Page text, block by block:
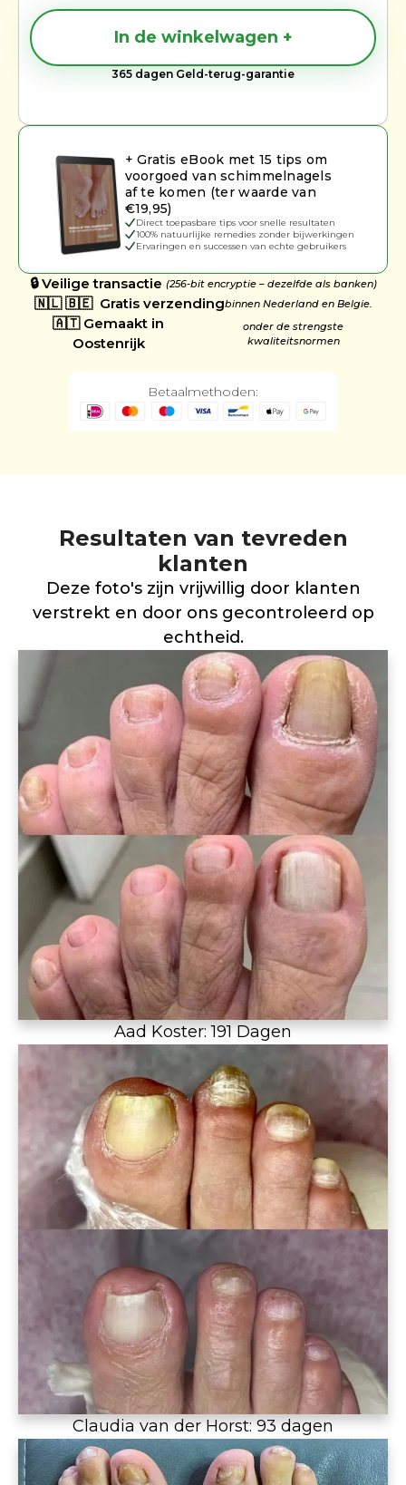
In de winkelwagen +
365 dagen Geld-terug-garantie
+ Gratis eBook met 15 tips om
voorgoed van schimmelnagels
af te komen (ter waarde van
€19,95)
Direct toepasbare tips voor snelle resultaten
100% natuurlijke remedies zonder bijwerkingen
Ervaringen en successen van echte gebruikers
🔒 Veilige transactie (256-bit encryptie – dezelfde als banken)
🇳🇱 🇧🇪 Gratis verzendingbinnen Nederland en Belgie.
🇦🇹 Gemaakt in
Oostenrijk
onder de strengste
kwaliteitsnormen
Betaalmethoden:
Resultaten van tevreden
klanten
Deze foto's zijn vrijwillig door klanten
verstrekt en door ons gecontroleerd op
echtheid.
Aad Koster: 191 Dagen
Claudia van der Horst: 93 dagen